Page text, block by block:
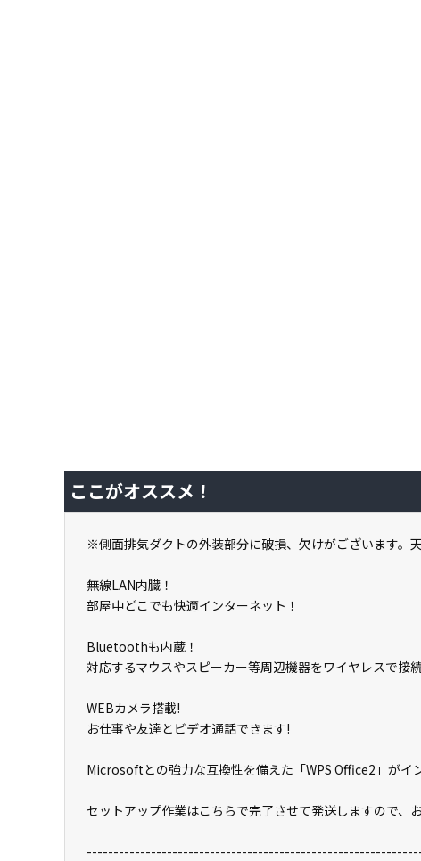
ここがオススメ！
※側面排気ダクトの外装部分に破損、欠けがございます。
無線LAN内臓！
部屋中どこでも快適インターネット！
Bluetoothも内蔵！
対応するマウスやスピーカー等周辺機器をワイヤレスで接
WEBカメラ搭載!
お仕事や友達とビデオ通話できます!
Microsoftとの強力な互換性を備えた「WPS Office2」がイ
セットアップ作業はこちらで完了させて発送しますので、